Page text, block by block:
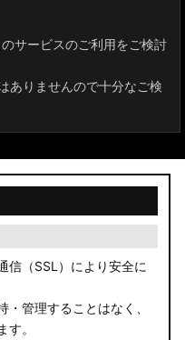
サービスのご利用をご検討
ありませんので十分なご検
信（SSL）により安全に
管理することはなく、
。